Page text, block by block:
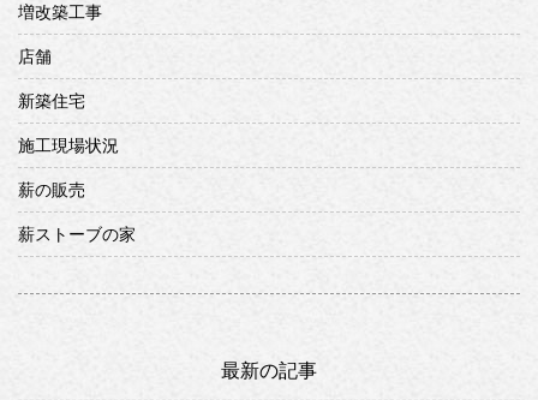
増改築工事
店舗
新築住宅
施工現場状況
薪の販売
薪ストーブの家
最新の記事